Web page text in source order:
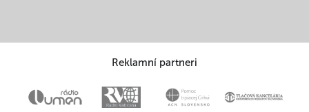
Reklamní partneri